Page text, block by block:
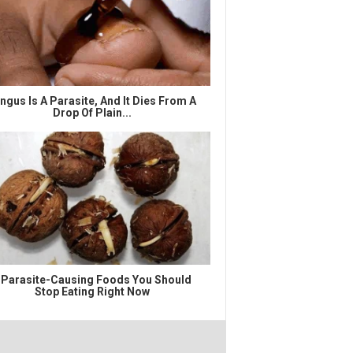
Is A Parasite, And It Dies From A
Drop Of Plain...
Causing Foods You Should
Stop Eating Right Now